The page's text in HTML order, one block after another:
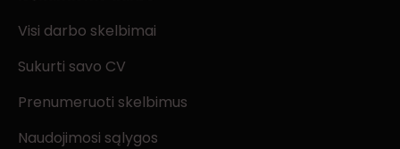
Visi darbo skelbimai
Sukurti savo CV
Prenumeruoti skelbimus
Naudojimosi sąlygos